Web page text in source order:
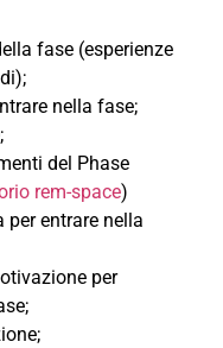
fase (esperienze
nella fase;
del Phase
rem-space)
per entrare nella
per